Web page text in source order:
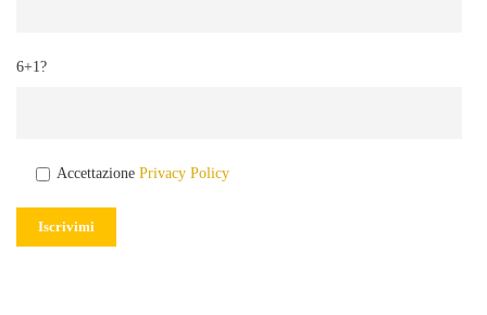
6+1?
Accettazione Privacy Policy